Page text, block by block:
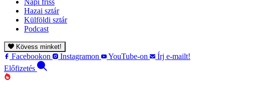
Hazai sztár
Külföldi sztár
Podcast
Kövess minket!
Facebookon Instagramon YouTube-on
Írj e-mailt!
Előfizetés